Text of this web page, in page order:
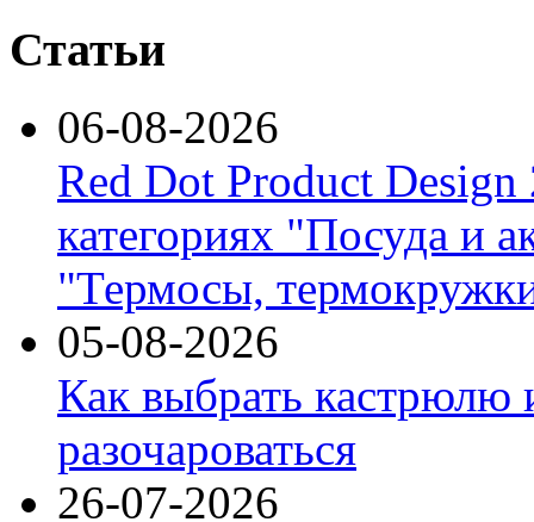
Статьи
06-08-2026
Red Dot Product Design
категориях "Посуда и
"Термосы,
05-08-2026
Как выбрать кастрюлю
разочароваться
26-07-2026